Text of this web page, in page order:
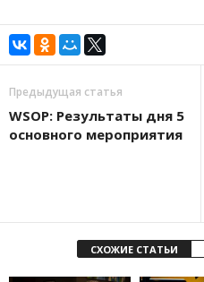
Предыдущая статья
WSOP: Результаты дня 5
основного мероприятия
СХОЖИЕ СТАТЬИ